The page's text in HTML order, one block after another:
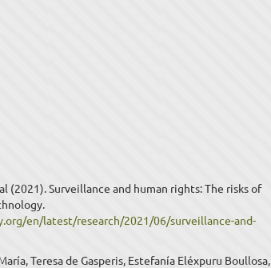
(2021). Surveillance and human rights: The risks of
en/latest/research/2021/06/surveillance-and-
Teresa de Gasperis, Estefanía Eléxpuru Boullosa,